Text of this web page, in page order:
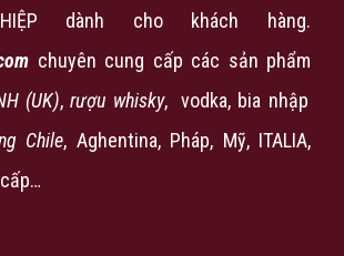
dành cho khách hàng.
chuyên cung cấp các sản phẩm
(UK),rượu whisky, vodka, bia nhập
Chile, Aghentina, Pháp, Mỹ, ITALIA,